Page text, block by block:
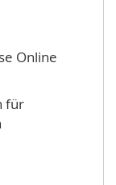
Online
für